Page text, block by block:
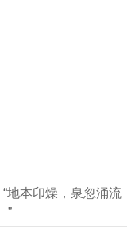
“地本卬燥，泉忽涌流
”